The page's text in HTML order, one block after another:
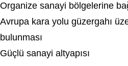
Organize sanayi bölgelerine
Avrupa kara yolu güzergahı
bulunması
Güçlü sanayi altyapısı